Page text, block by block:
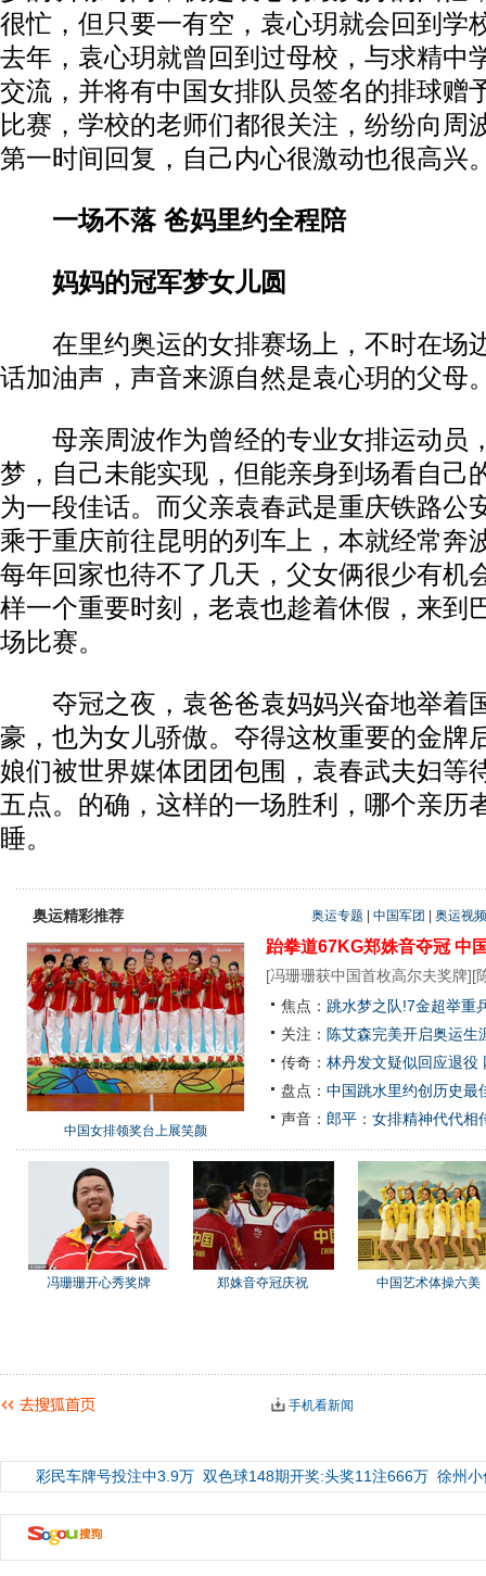
很忙，但只要一有空，袁心玥就会回到学
去年，袁心玥就曾回到过母校，与求精中
交流，并将有中国女排队员签名的排球赠
比赛，学校的老师们都很关注，纷纷向周
第一时间回复，自己内心很激动也很高兴
一场不落 爸妈里约全程陪
妈妈的冠军梦女儿圆
在里约奥运的女排赛场上，不时在场
话加油声，声音来源自然是袁心玥的父母
母亲周波作为曾经的专业女排运动员
梦，自己未能实现，但能亲身到场看自己
为一段佳话。而父亲袁春武是重庆铁路公
乘于重庆前往昆明的列车上，本就经常奔
每年回家也待不了几天，父女俩很少有机
样一个重要时刻，老袁也趁着休假，来到
场比赛。
夺冠之夜，袁爸爸袁妈妈兴奋地举着
豪，也为女儿骄傲。夺得这枚重要的金牌
娘们被世界媒体团团包围，袁春武夫妇等
五点。的确，这样的一场胜利，哪个亲历
睡。
奥运精彩推荐 奥运专题 中国军团 奥运视频
中国女排领奖台上展笑颜
跆拳道67KG郑姝音夺冠 中
[冯珊珊获中国首枚高尔夫奖牌][
焦点： 跳水梦之队!7金超举重
关注： 陈艾森完美开启奥运
传奇： 林丹发文疑似回应退役
盘点： 中国跳水里约创历史最
声音： 郎平：女排精神代代相
冯珊珊开心秀奖牌 郑姝音夺冠庆祝 中国艺术体操六美
手机看新闻
彩民车牌号投注中3.9万 双色球148期开奖:头奖11注666万 徐州